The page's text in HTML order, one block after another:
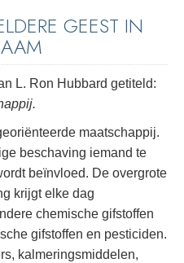
GEEST IN
L. Ron Hubbard getiteld:
maatschappij.
beschaving iemand te
beïnvloed. De overgrote
krijgt elke dag
chemische gifstoffen
gifstoffen en pesticiden.
kalmeringsmiddelen,